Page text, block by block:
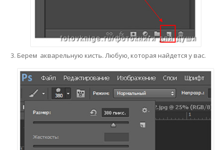
Берем акварельную кисть. Любую, которая найдется у вас.